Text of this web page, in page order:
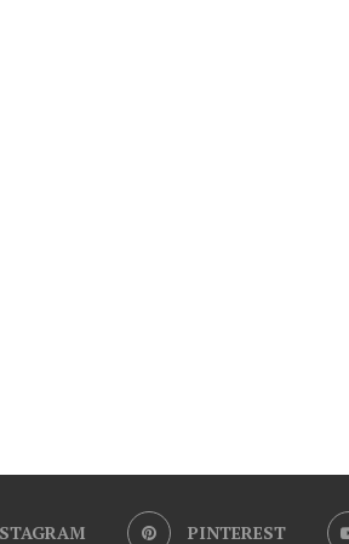
PINTEREST